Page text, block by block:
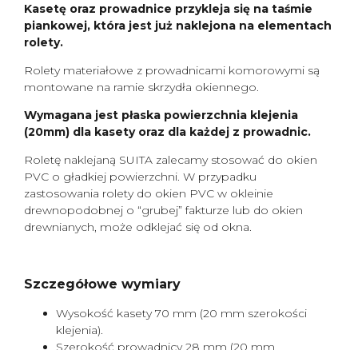
Kasetę oraz prowadnice przykleja się na taśmie
piankowej, która jest już naklejona na elementach
rolety.
Rolety materiałowe z prowadnicami komorowymi są
montowane na ramie skrzydła okiennego.
Wymagana jest płaska powierzchnia klejenia
(20mm) dla kasety oraz dla każdej z prowadnic.
Roletę naklejaną SUITA zalecamy stosować do okien
PVC o gładkiej powierzchni. W przypadku
zastosowania rolety do okien PVC w okleinie
drewnopodobnej o “grubej” fakturze lub do okien
drewnianych, może odklejać się od okna.
Szczegółowe wymiary
Wysokość kasety 70 mm (20 mm szerokości
klejenia).
Szerokość prowadnicy 28 mm (20 mm